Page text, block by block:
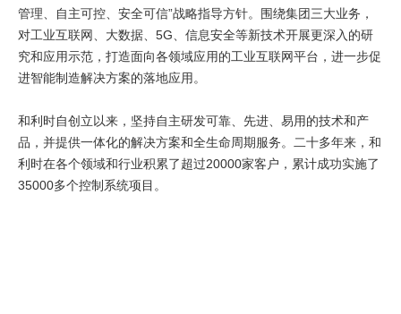
。
管理、自主可控、安全可信”战略指导方针。围绕集团三大业务，
对工业互联网、大数据、5G、信息安全等新技术开展更深入的研
究和应用示范，打造面向各领域应用的工业互联网平台，进一步促
进智能制造解决方案的落地应用。
和利时自创立以来，坚持自主研发可靠、先进、易用的技术和产
品，并提供一体化的解决方案和全生命周期服务。二十多年来，和
利时在各个领域和行业积累了超过20000家客户，累计成功实施了
35000多个控制系统项目。